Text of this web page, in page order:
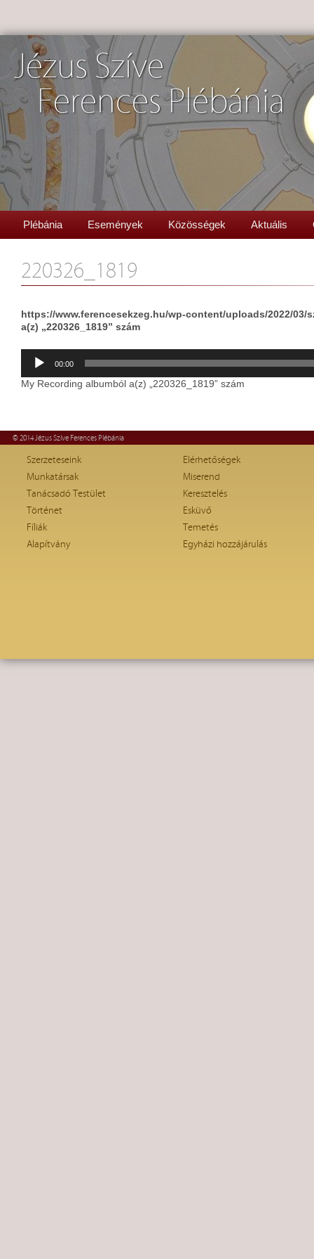
Jézus Szíve
Ferences Plébánia
Plébánia Események Közösségek Aktuális
220326_1819
https://www.ferencesekzeg.hu/wp-content/uploads/2022/03/
a(z) „220326_1819” szám
Audió
lejátszó
00:00
My Recording albumból a(z) „220326_1819” szám
© 2014 Jézus Szíve Ferences Plébánia
Szerzeteseink
Munkatársak
Tanácsadó Testület
Történet
Fíliák
Alapítvány
Elérhetőségek
Miserend
Keresztelés
Esküvő
Temetés
Egyházi hozzájárulás